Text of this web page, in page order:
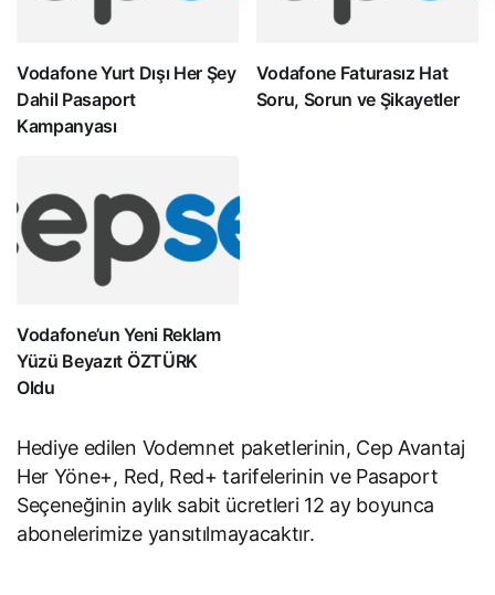
Vodafone Yurt Dışı Her Şey
Dahil Pasaport
Kampanyası
Vodafone Faturasız Hat
Soru, Sorun ve Şikayetler
Vodafone’un Yeni Reklam
Yüzü Beyazıt ÖZTÜRK
Oldu
Hediye edilen Vodemnet paketlerinin, Cep Avantaj
Her Yöne+, Red, Red+ tarifelerinin ve Pasaport
Seçeneğinin aylık sabit ücretleri 12 ay boyunca
abonelerimize yansıtılmayacaktır.